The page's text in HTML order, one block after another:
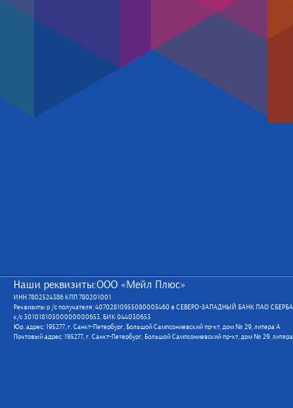
Наши реквизиты:ООО «Мейл Плюс»
ИНН 7802524386 КПП 780201001
Реквизиты р /с получателя: 40702810955080005460 в СЕВЕРО-ЗАПАДНЫЙ БАНК ПАО
к/с 30101810500000000653, БИК 044030653
Юр. адрес: 195277, г. Санкт-Петербург, Большой Сампсониевский пр-кт, дом № 29, литера А
Почтовый адрес: 195277, г. Санкт-Петербург, Большой Сампсониевский пр-кт, дом № 29,